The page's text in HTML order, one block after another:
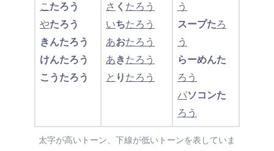
こ たろう
やたろう
きんたろう
けんたろう
こうたろう
さ く たろう
いちたろう
あおたろう
あきたろう
と り たろう
う
スープたろ
う
らーめんた
ろう
パソコンた
ろう
太字が高いトーン、下線が低いトーンを表していま